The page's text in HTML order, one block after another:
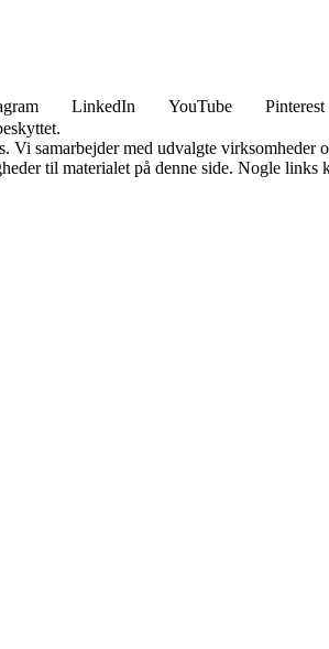
LinkedIn YouTube Pinterest
Vi samarbejder med udvalgte virksomheder
til materialet på denne side. Nogle